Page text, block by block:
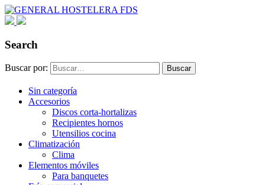
Search
Buscar por: Buscar
Sin categoría
Accesorios
Discos corta-hortalizas
Recipientes hornos
Utensilios cocina
Climatización
Clima
Elementos móviles
Para banquetes